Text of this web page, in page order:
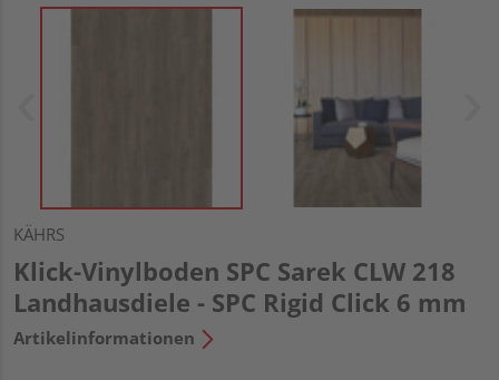
KÄHRS
Klick-Vinylboden SPC Sarek CLW 218
Landhausdiele - SPC Rigid Click 6 mm
Artikelinformationen